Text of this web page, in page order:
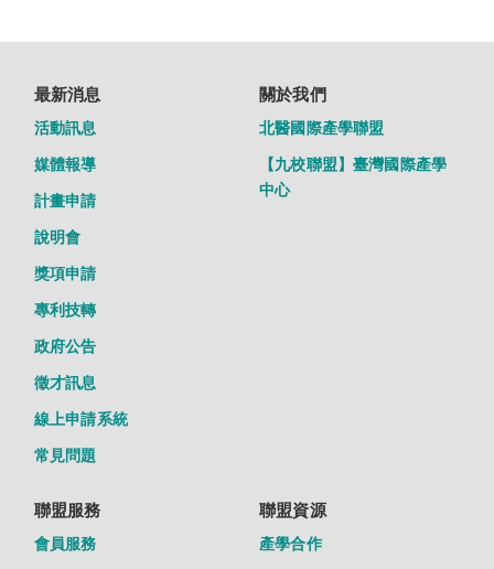
最新消息
活動訊息
媒體報導
計畫申請
說明會
獎項申請
專利技轉
政府公告
徵才訊息
線上申請系統
常見問題
關於我們
北醫國際產學聯盟
【九校聯盟】臺灣國際產學
中心
聯盟服務
會員服務
聯盟資源
產學合作